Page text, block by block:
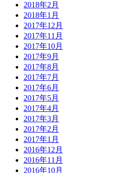
2018年2月
2018年1月
2017年12月
2017年11月
2017年10月
2017年9月
2017年8月
2017年7月
2017年6月
2017年5月
2017年4月
2017年3月
2017年2月
2017年1月
2016年12月
2016年11月
2016年10月